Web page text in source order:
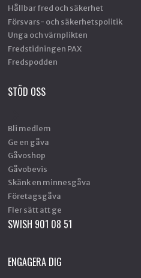
Hållbar fred och säkerhet
Försvars- och säkerhetspolitik
Unga och värnplikten
Fredstidningen PAX
Fredspodden
STÖD OSS
Bli medlem
Ge en gåva
Gåvoshop
Gåvobevis
Skänk en minnesgåva
Företagsgåva
Fler sätt att ge
SWISH 901 08 51
ENGAGERA DIG